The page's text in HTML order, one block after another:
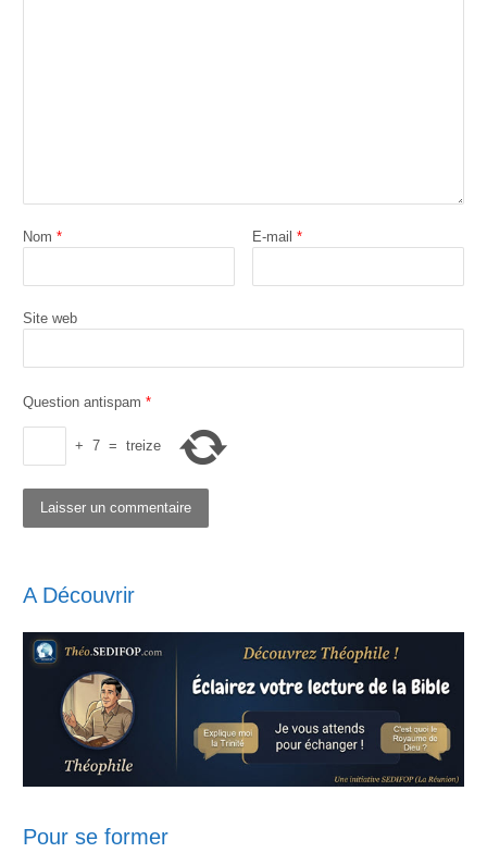
Nom * E-mail*
Site web
Question antispam *
+ 7 = treize
A Découvrir
Pour se former